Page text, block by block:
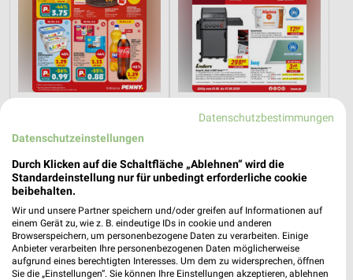
Noch morgen gültig
Angebote ab 01.08.
XXXLutz XXXLutz
Datenschutzbestimmungen
Datenschutzeinstellungen
Durch Klicken auf die Schaltfläche „Ablehnen“ wird die
Standardeinstellung nur für unbedingt erforderliche cookie
beibehalten.
Wir und unsere Partner speichern und/oder greifen auf Informationen auf
einem Gerät zu, wie z. B. eindeutige IDs in cookie und anderen
Browserspeichern, um personenbezogene Daten zu verarbeiten. Einige
Anbieter verarbeiten Ihre personenbezogenen Daten möglicherweise
aufgrund eines berechtigten Interesses. Um dem zu widersprechen, öffnen
Sie die „Einstellungen“. Sie können Ihre Einstellungen akzeptieren, ablehnen